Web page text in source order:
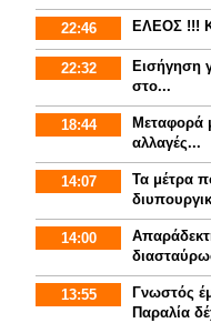
22:46 ΕΛΕΟΣ !!!
22:32
Εισήγηση
στο...
18:44
Mεταφορά
αλλαγές...
14:07
Τα μέτρα
14:00
13:55
Γνωστός
Παραλία